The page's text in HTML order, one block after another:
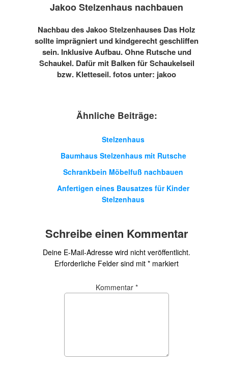
Jakoo Stelzenhaus nachbauen
Nachbau des Jakoo Stelzenhauses Das Holz
sollte imprägniert und kindgerecht geschliffen
sein. Inklusive Aufbau. Ohne Rutsche und
Schaukel. Dafür mit Balken für Schaukelseil
bzw. Kletteseil. fotos unter: jakoo
Ähnliche Beiträge:
Stelzenhaus
Baumhaus Stelzenhaus mit Rutsche
Schrankbein Möbelfuß nachbauen
Anfertigen eines Bausatzes für Kinder
Stelzenhaus
Schreibe einen Kommentar
Deine E-Mail-Adresse wird nicht veröffentlicht.
Erforderliche Felder sind mit * markiert
Kommentar *